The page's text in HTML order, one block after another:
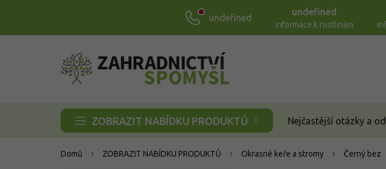
undefined
undefined
informace k rostlinám
ZOBRAZIT NABÍDKU PRODUKTŮ Nejčastější otázky a
Domů ZOBRAZIT NABÍDKU PRODUKTŮ Okrasné keře a stromy Černý bez